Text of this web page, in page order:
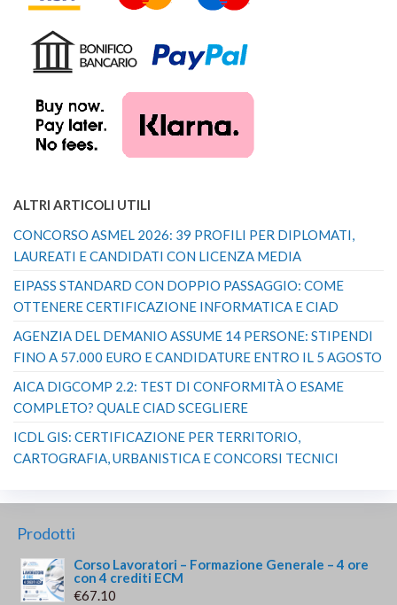
ALTRI ARTICOLI UTILI
CONCORSO ASMEL 2026: 39 PROFILI PER DIPLOMATI,
LAUREATI E CANDIDATI CON LICENZA MEDIA
EIPASS STANDARD CON DOPPIO PASSAGGIO: COME
OTTENERE CERTIFICAZIONE INFORMATICA E CIAD
AGENZIA DEL DEMANIO ASSUME 14 PERSONE: STIPENDI
FINO A 57.000 EURO E CANDIDATURE ENTRO IL 5 AGOSTO
AICA DIGCOMP 2.2: TEST DI CONFORMITÀ O ESAME
COMPLETO? QUALE CIAD SCEGLIERE
ICDL GIS: CERTIFICAZIONE PER TERRITORIO,
CARTOGRAFIA, URBANISTICA E CONCORSI TECNICI
Prodotti
Corso Lavoratori – Formazione Generale – 4 ore
con 4 crediti ECM
€67.10